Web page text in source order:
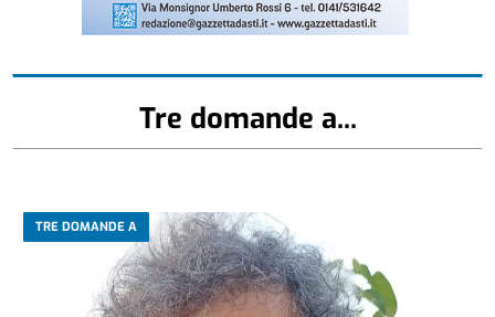
Tre domande a...
TRE DOMANDE A